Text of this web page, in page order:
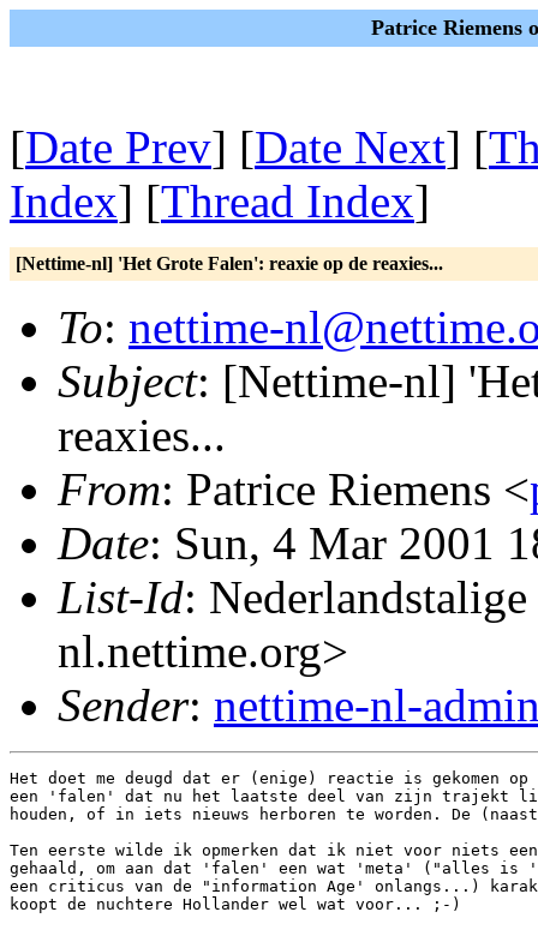
Patrice Riemens
[Date Prev] [Date Next] [
Index] [Thread Index]
[Nettime-nl] 'Het Grote Falen': reaxie op de reaxies...
To: nettime-
Subject: [Nettime-nl]
reaxies...
From: Patrice Riemens <
Date: Sun, 4 Mar 2001
List-Id:
nl.nettime.org>
Sender: nettime-nl-
Het doet me deugd dat er (enige) reactie is gekomen
een 'falen' dat nu het laatste deel van zijn trajekt
houden, of in iets nieuws herboren te worden. De
Ten eerste wilde ik opmerken dat ik niet voor niets
gehaald, om aan dat 'falen' een wat 'meta' ("alles is
een criticus van de "information Age' onlangs...)
koopt de nuchtere Hollander wel wat voor... ;-)